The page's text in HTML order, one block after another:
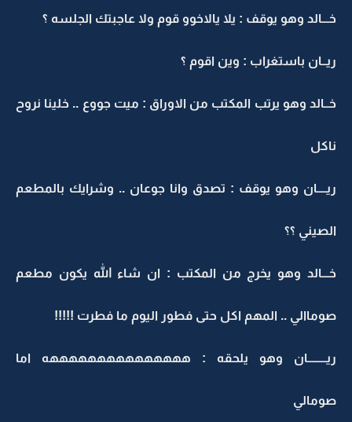
خـــالد وهو يوقف : يلا يالاخوو قوم ولا عاجبتك الجلسه ؟
ريــان باستغراب : وين اقوم ؟
خــالد وهو يرتب المكتب من الاوراق : ميت جووع .. خلينا نروح
ناكل
ريــــان وهو يوقف : تصدق وانا جوعان .. وشرايك بالمطعم
الصيني ؟؟
خـــالد وهو يخرج من المكتب : ان شاء الله يكون مطعم
صوماالي .. المهم اكل حتى فطور اليوم ما فطرت !!!!!
ريــــــــان وهو يلحقه : هههههههههههههههه اما
صومالي